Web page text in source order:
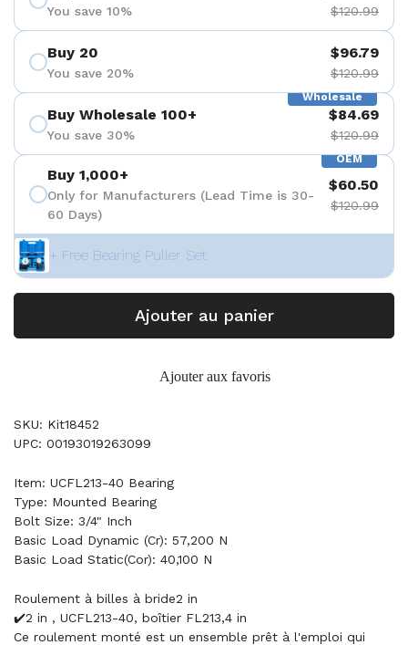
You save 10% $120.99
Buy 20
You save 20%
$96.79
$120.99
Wholesale
Buy Wholesale 100+
You save 30%
$84.69
$120.99
OEM
Buy 1,000+
Only for Manufacturers (Lead Time is 30-
60 Days)
$60.50
$120.99
+ Free Bearing Puller Set
Ajouter au panier
Ajouter aux favoris
SKU: Kit18452
UPC: 00193019263099
Item: UCFL213-40 Bearing
Type: Mounted Bearing
Bolt Size: 3/4" Inch
Basic Load Dynamic (Cr): 57,200 N
Basic Load Static(Cor): 40,100 N
Roulement à billes à bride2 in
✔️2 in , UCFL213-40, boîtier FL213,4 in
Ce roulement monté est un ensemble prêt à l'emploi qui